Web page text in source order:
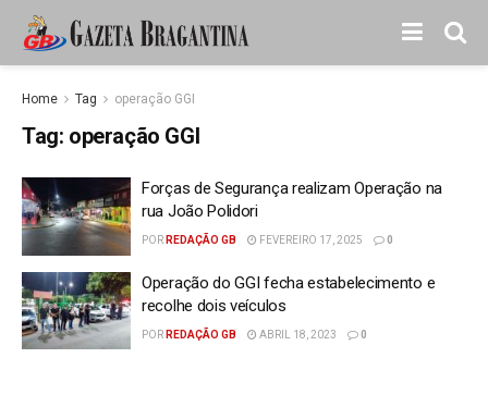
Home Tag operação GGI
Tag: operação GGI
Forças de Segurança realizam Operação na
rua João Polidori
POR REDAÇÃO GB FEVEREIRO 17, 2025 0
Operação do GGI fecha estabelecimento e
recolhe dois veículos
POR REDAÇÃO GB ABRIL 18, 2023 0